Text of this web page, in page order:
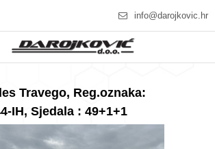
info@darojkovic.hr
Travego, Reg.oznaka:
IH, Sjedala : 49+1+1